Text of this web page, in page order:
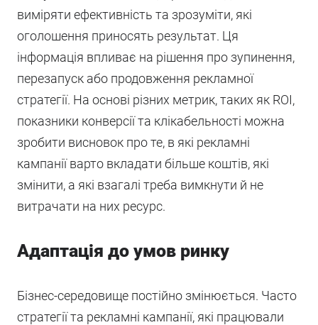
виміряти ефективність та зрозуміти, які
оголошення приносять результат. Ця
інформація впливає на рішення про зупинення,
перезапуск або продовження рекламної
стратегії. На основі різних метрик, таких як ROI,
показники конверсії та клікабельності можна
зробити висновок про те, в які рекламні
кампанії варто вкладати більше коштів, які
змінити, а які взагалі треба вимкнути й не
витрачати на них ресурс.
Адаптація до умов ринку
Бізнес-середовище постійно змінюється. Часто
стратегії та рекламні кампанії, які працювали